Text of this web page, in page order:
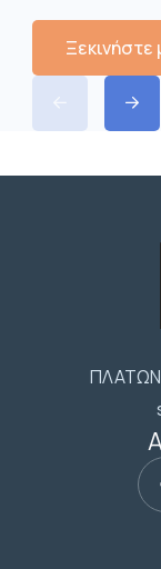
Ξεκινήστε